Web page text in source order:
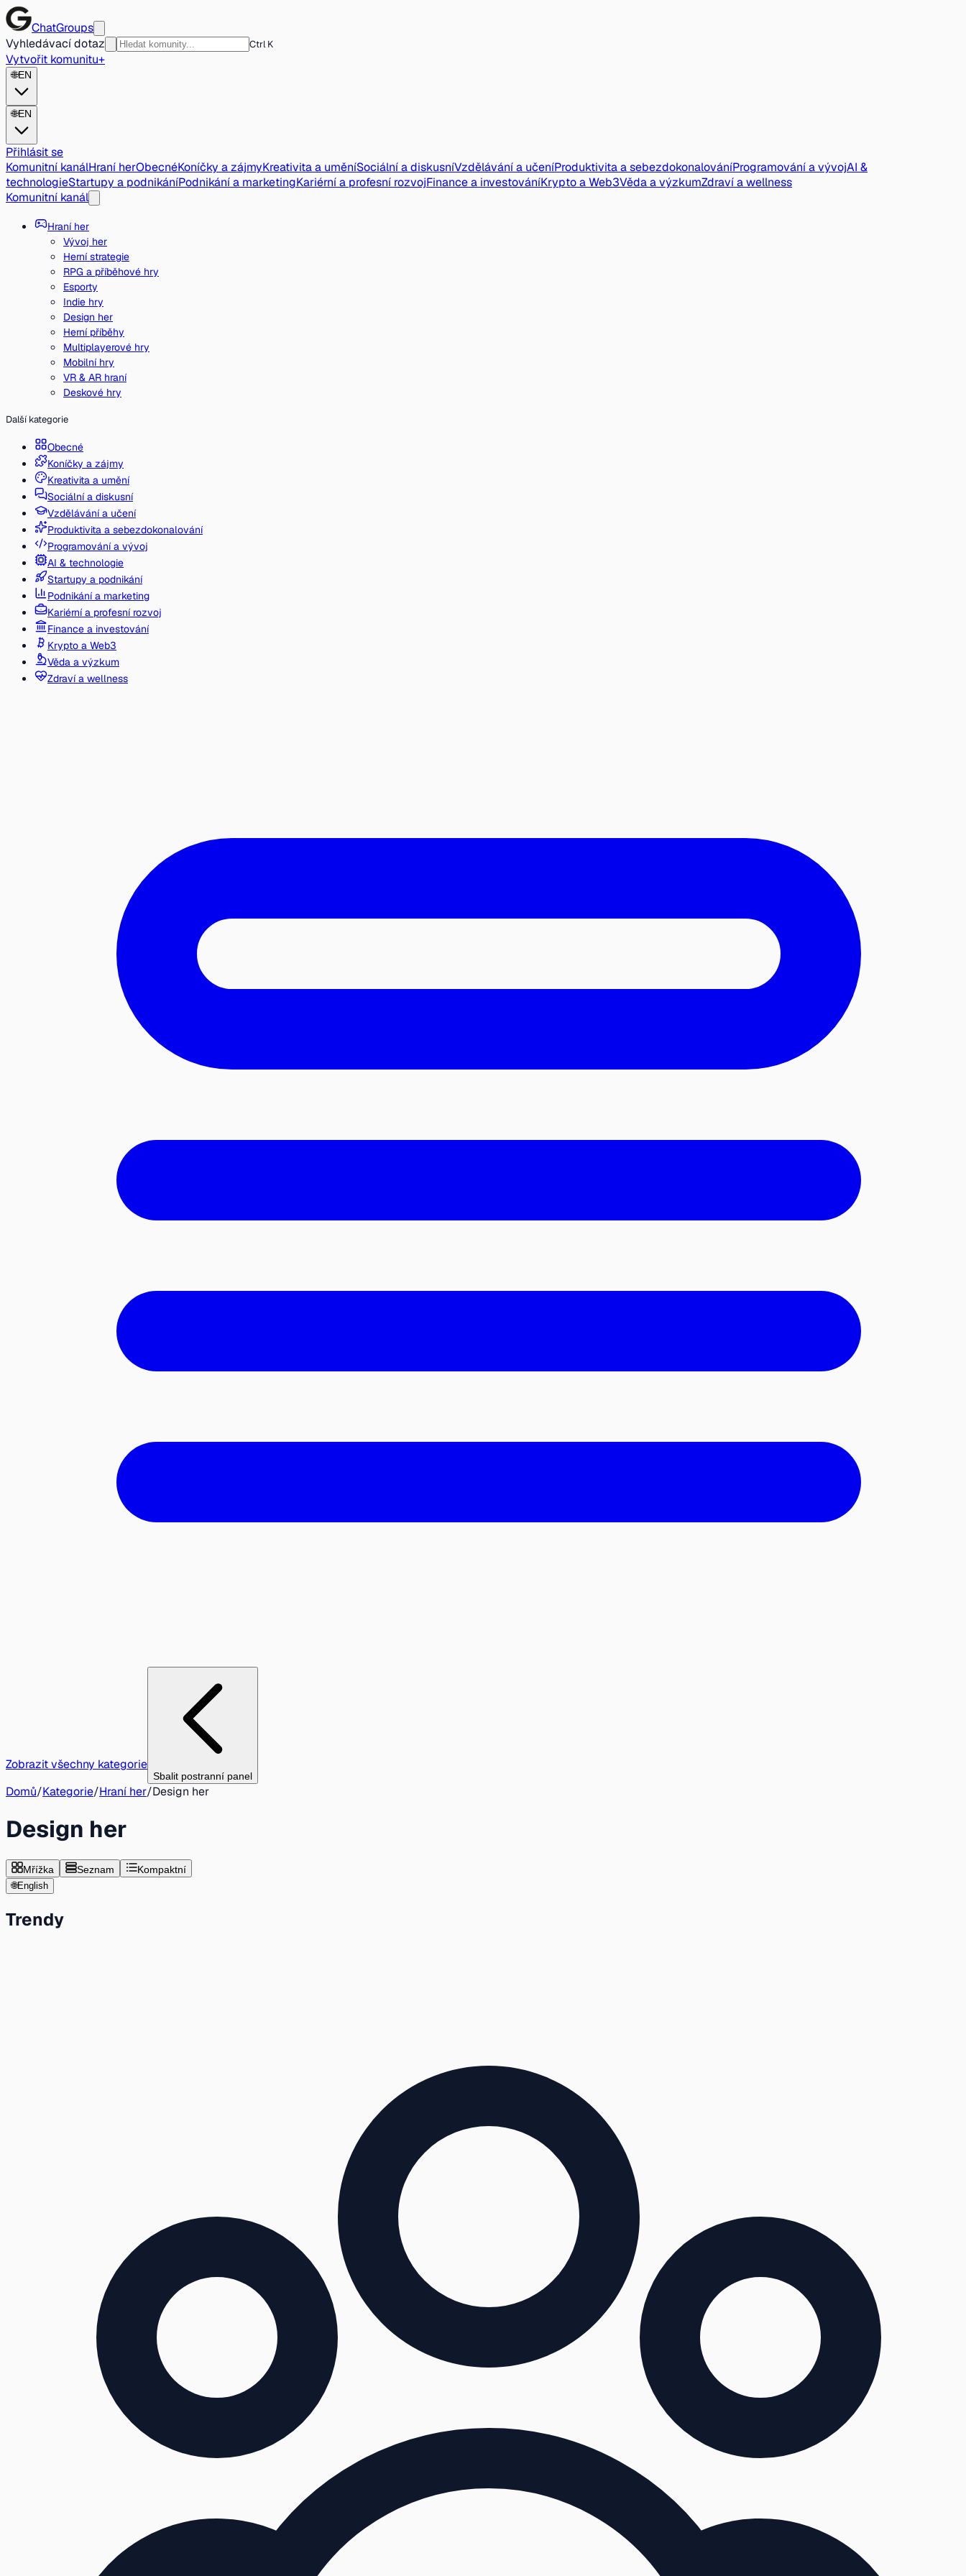
ChatGroups
Vyhledávací dotaz
Ctrl K
Vytvořit komunitu+
🌐EN
🌐EN
Přihlásit se
Komunitní kanálHraní herObecnéKoníčky a zájmyKreativita a uměníSociální a diskusníVzdělávání a učeníProduktivita a sebezdokonalováníProgramování a vývojAI &
technologieStartupy a podnikáníPodnikání a marketingKariérní a profesní rozvojFinance a investováníKrypto a Web3Věda a výzkumZdraví a wellness
Komunitní kanál
Hraní her
Vývoj her
Herní strategie
RPG a příběhové hry
Esporty
Indie hry
Design her
Herní příběhy
Multiplayerové hry
Mobilní hry
VR & AR hraní
Deskové hry
Další kategorie
Obecné
Koníčky a zájmy
Kreativita a umění
Sociální a diskusní
Vzdělávání a učení
Produktivita a sebezdokonalování
Programování a vývoj
AI & technologie
Startupy a podnikání
Podnikání a marketing
Kariérní a profesní rozvoj
Finance a investování
Krypto a Web3
Věda a výzkum
Zdraví a wellness
Zobrazit všechny kategorie
Sbalit postranní panel
Domů/Kategorie/Hraní her/Design her
Design her
Mřížka Seznam Kompaktní
🌐English
Trendy